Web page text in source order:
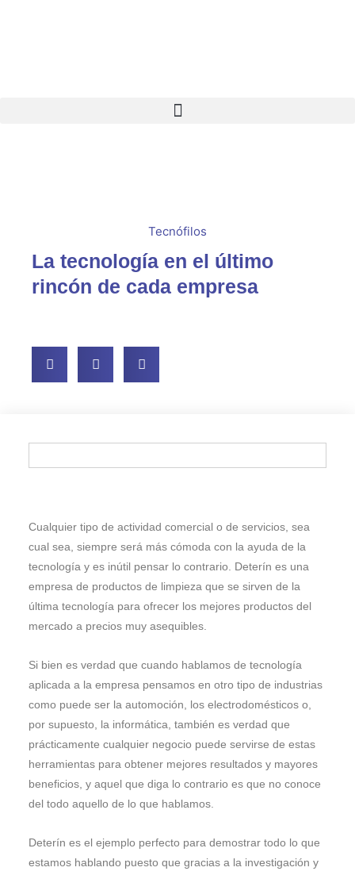
Tecnófilos
La tecnología en el último
rincón de cada empresa
Cualquier tipo de actividad comercial o de servicios, sea
cual sea, siempre será más cómoda con la ayuda de la
tecnología y es inútil pensar lo contrario. Deterín es una
empresa de productos de limpieza que se sirven de la
última tecnología para ofrecer los mejores productos del
mercado a precios muy asequibles.
Si bien es verdad que cuando hablamos de tecnología
aplicada a la empresa pensamos en otro tipo de industrias
como puede ser la automoción, los electrodomésticos o,
por supuesto, la informática, también es verdad que
prácticamente cualquier negocio puede servirse de estas
herramientas para obtener mejores resultados y mayores
beneficios, y aquel que diga lo contrario es que no conoce
del todo aquello de lo que hablamos.
Deterín es el ejemplo perfecto para demostrar todo lo que
estamos hablando puesto que gracias a la investigación y